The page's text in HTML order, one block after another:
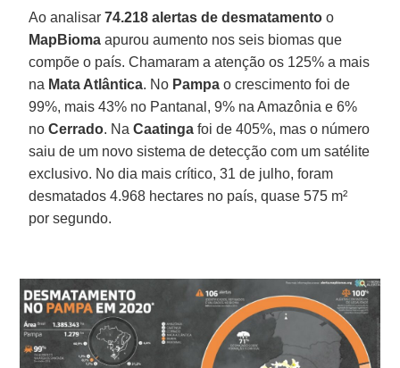
Ao analisar74.218 alertas de desmatamento o
MapBioma apurou aumento nos seis biomas que
compõe o país. Chamaram a atenção os 125% a mais
na Mata Atlântica. No Pampa o crescimento foi de
99%, mais 43% no Pantanal, 9% na Amazônia e 6%
noCerrado. NaCaatinga foi de 405%, mas o número
saiu de um novo sistema de detecção com um satélite
exclusivo. No dia mais crítico, 31 de julho, foram
desmatados 4.968 hectares no país, quase 575 m²
por segundo.